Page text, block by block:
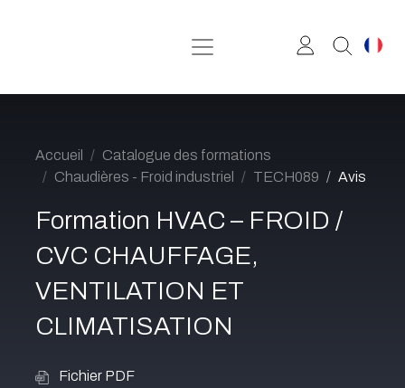
Accueil
Catalogue des formations
Chaudières - Froid industriel
TECH089 Avis
Formation HVAC – FROID /
CVC CHAUFFAGE,
VENTILATION ET
CLIMATISATION
Fichier PDF